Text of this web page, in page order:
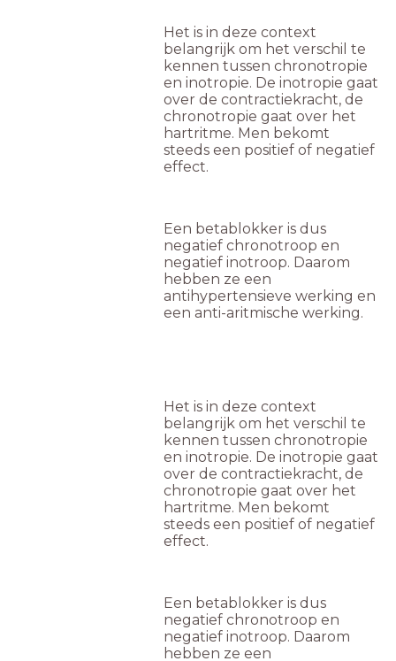
Het is in deze context
belangrijk om het verschil te
kennen tussen chronotropie
en inotropie. De inotropie gaat
over de contractiekracht, de
chronotropie gaat over het
hartritme. Men bekomt
steeds een positief of negatief
effect.
Een betablokker is dus
negatief chronotroop en
negatief inotroop. Daarom
hebben ze een
antihypertensieve werking en
een anti-aritmische werking.
Het is in deze context
belangrijk om het verschil te
kennen tussen chronotropie
en inotropie. De inotropie gaat
over de contractiekracht, de
chronotropie gaat over het
hartritme. Men bekomt
steeds een positief of negatief
effect.
Een betablokker is dus
negatief chronotroop en
negatief inotroop. Daarom
hebben ze een